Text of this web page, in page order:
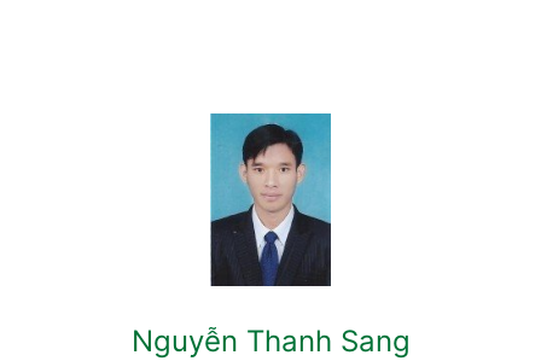
Nguyễn Thanh Sang